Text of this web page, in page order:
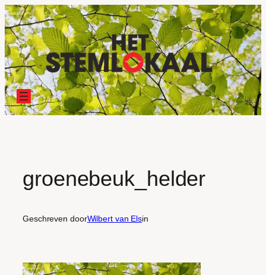
Ga
naar
de
inhoud
groenebeuk_helder
Geschreven doorWilbert van Elsin